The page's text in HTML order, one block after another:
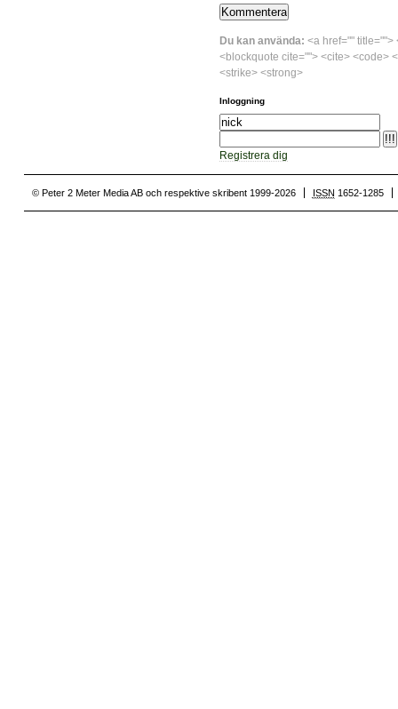
Du kan använda: <a href="" title="">
<blockquote cite=""> <cite> <code>
<strike> <strong>
Inloggning
Registrera dig
© Peter 2 Meter Media AB och respektive skribent 1999-2026 ISSN 1652-1285